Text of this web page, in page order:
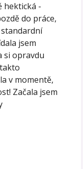
hektická -
do práce,
jsem
si opravdu
v momentě,
Začala jsem